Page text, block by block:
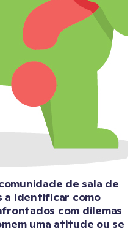
de sala de
a identificar como
com dilemas
uma atitude ou se